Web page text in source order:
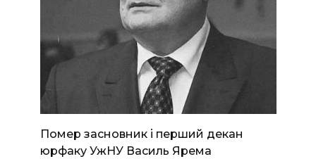
Помер засновник і перший декан
юрфаку УжНУ Василь Ярема